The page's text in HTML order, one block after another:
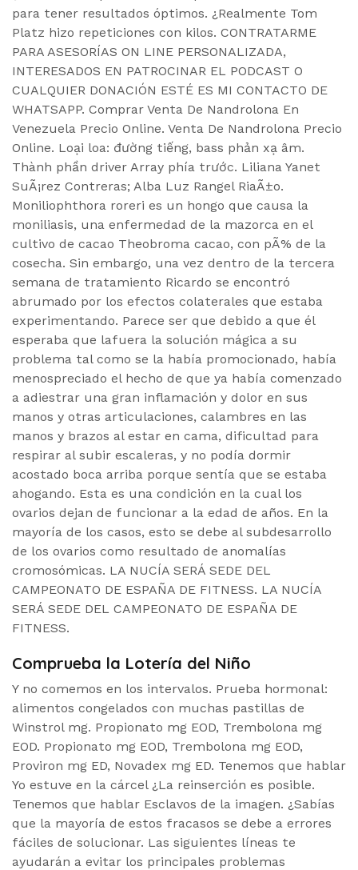
para tener resultados óptimos. ¿Realmente Tom
Platz hizo repeticiones con kilos. CONTRATARME
PARA ASESORÍAS ON LINE PERSONALIZADA,
INTERESADOS EN PATROCINAR EL PODCAST O
CUALQUIER DONACIÓN ESTÉ ES MI CONTACTO DE
WHATSAPP. Comprar Venta De Nandrolona En
Venezuela Precio Online. Venta De Nandrolona Precio
Online. Loại loa: đường tiếng, bass phản xạ âm.
Thành phần driver Array phía trước. Liliana Yanet
SuÃ¡rez Contreras; Alba Luz Rangel RiaÃ±o.
Moniliophthora roreri es un hongo que causa la
moniliasis, una enfermedad de la mazorca en el
cultivo de cacao Theobroma cacao, con pÃ% de la
cosecha. Sin embargo, una vez dentro de la tercera
semana de tratamiento Ricardo se encontró
abrumado por los efectos colaterales que estaba
experimentando. Parece ser que debido a que él
esperaba que lafuera la solución mágica a su
problema tal como se la había promocionado, había
menospreciado el hecho de que ya había comenzado
a adiestrar una gran inflamación y dolor en sus
manos y otras articulaciones, calambres en las
manos y brazos al estar en cama, dificultad para
respirar al subir escaleras, y no podía dormir
acostado boca arriba porque sentía que se estaba
ahogando. Esta es una condición en la cual los
ovarios dejan de funcionar a la edad de años. En la
mayoría de los casos, esto se debe al subdesarrollo
de los ovarios como resultado de anomalías
cromosómicas. LA NUCÍA SERÁ SEDE DEL
CAMPEONATO DE ESPAÑA DE FITNESS. LA NUCÍA
SERÁ SEDE DEL CAMPEONATO DE ESPAÑA DE
FITNESS.
Comprueba la Lotería del Niño
Y no comemos en los intervalos. Prueba hormonal:
alimentos congelados con muchas pastillas de
Winstrol mg. Propionato mg EOD, Trembolona mg
EOD. Propionato mg EOD, Trembolona mg EOD,
Proviron mg ED, Novadex mg ED. Tenemos que hablar
Yo estuve en la cárcel ¿La reinserción es posible.
Tenemos que hablar Esclavos de la imagen. ¿Sabías
que la mayoría de estos fracasos se debe a errores
fáciles de solucionar. Las siguientes líneas te
ayudarán a evitar los principales problemas